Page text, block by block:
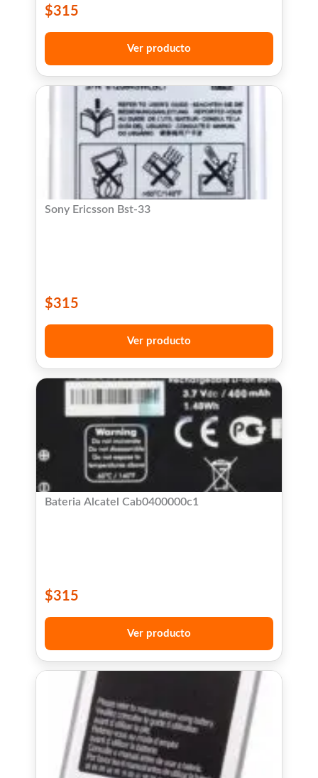
$315
Ver producto
Sony Ericsson Bst-33
$315
Ver producto
Bateria Alcatel Cab0400000c1
$315
Ver producto